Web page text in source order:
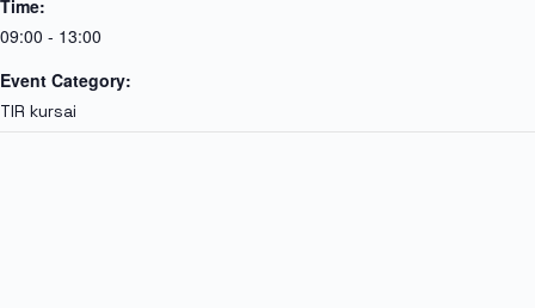
Time:
09:00 - 13:00
Event Category:
TIR kursai